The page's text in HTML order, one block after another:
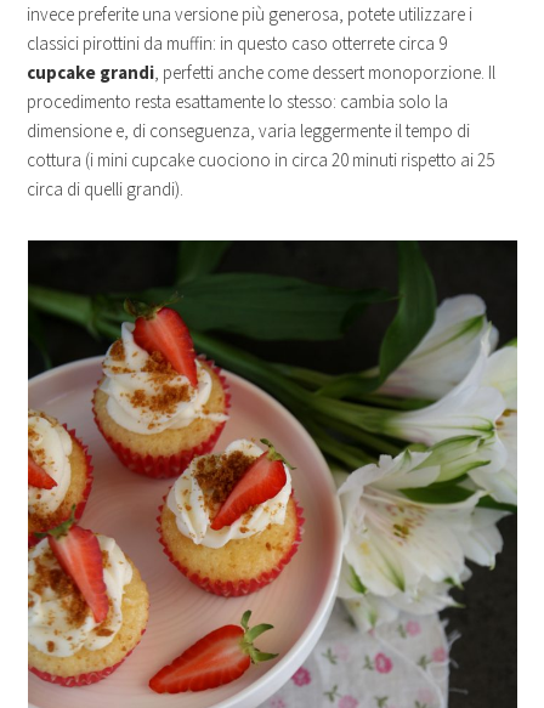
invece preferite una versione più generosa, potete utilizzare i
classici pirottini da muffin: in questo caso otterrete circa 9
cupcake grandi, perfetti anche come dessert monoporzione. Il
procedimento resta esattamente lo stesso: cambia solo la
dimensione e, di conseguenza, varia leggermente il tempo di
cottura (i mini cupcake cuociono in circa 20 minuti rispetto ai 25
circa di quelli grandi).